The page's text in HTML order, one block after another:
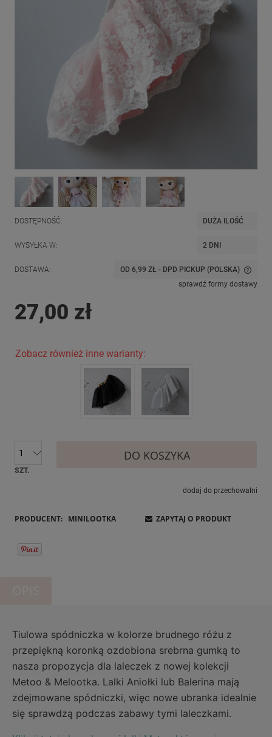
DOSTĘPNOŚĆ: DUŻA ILOŚĆ
WYSYŁKA W: 2 DNI
DOSTAWA: OD 6,99 ZŁ - DPD PICKUP (POLSKA)
sprawdź formy dostawy
27,00 zł
Zobacz również inne warianty:
SZT.
DO KOSZYKA
dodaj do przechowalni
PRODUCENT: MINILOOTKA ZAPYTAJ O PRODUKT
Tiulowa spódniczka w kolorze brudnego różu z
przepiękną koronką ozdobiona srebrna gumką to
nasza propozycja dla laleczek z nowej kolekcji
Metoo & Melootka. Lalki Aniołki lub Balerina mają
zdejmowane spódniczki, więc nowe ubranka idealnie
się sprawdzą podczas zabawy tymi laleczkami.